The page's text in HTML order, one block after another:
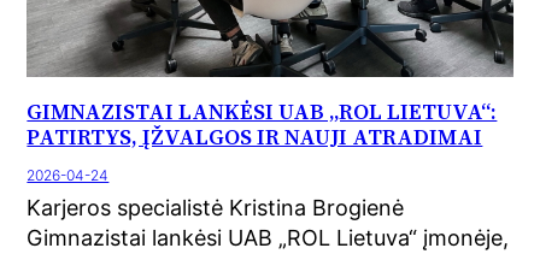
GIMNAZISTAI LANKĖSI UAB „ROL LIETUVA“:
PATIRTYS, ĮŽVALGOS IR NAUJI ATRADIMAI
2026-04-24
Karjeros specialistė Kristina Brogienė
Gimnazistai lankėsi UAB „ROL Lietuva“ įmonėje,